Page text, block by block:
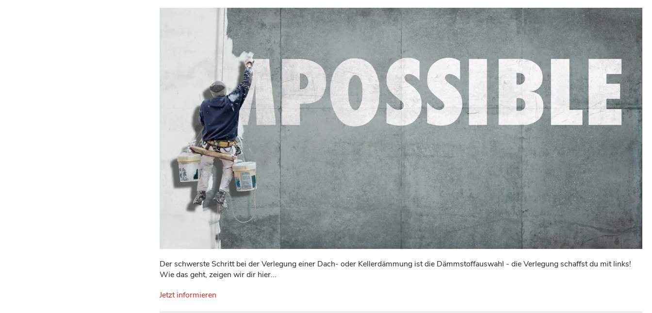
Der schwerste Schritt bei der Verlegung einer Dach- oder Kellerdämmung ist die Dämmstoffauswahl - die Verlegung schaffst du mit links!
Wie das geht, zeigen wir dir hier...
Jetzt informieren